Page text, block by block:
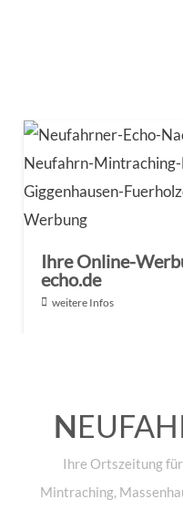
Ihre Online-
echo.de
weitere Infos
N
Ihre Ortszeitung
Mintraching,